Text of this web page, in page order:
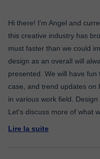
Hi there! I'm Angel and
this creative industry has
must faster than we could
design as an overall will
presented. We will have
case, and trend updates on
in various work field.
Let's discuss more of what
Lire la suite